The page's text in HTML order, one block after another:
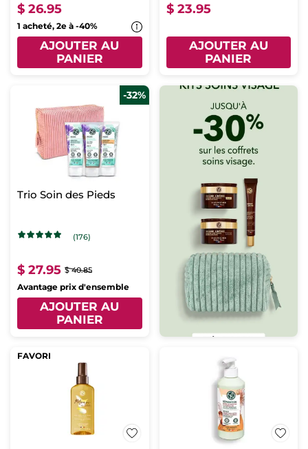
$ 26.95
1 acheté, 2e à -40%
AJOUTER AU
PANIER
$ 23.95
AJOUTER AU
PANIER
-32%
Trio Soin des Pieds
(176)
$ 27.95 $ 40.85
Avantage prix d'ensemble
AJOUTER AU
PANIER
FAVORI